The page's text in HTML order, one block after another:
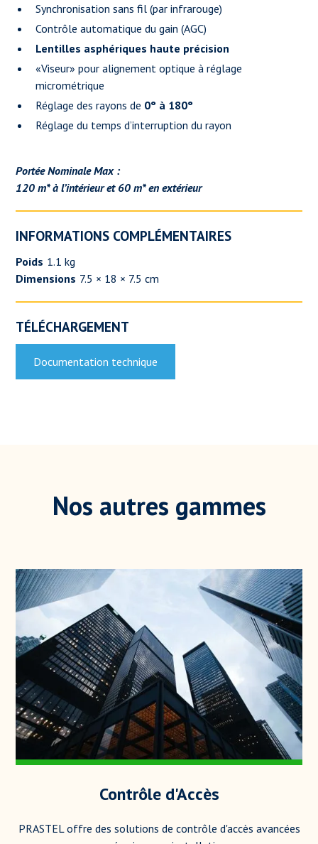
Synchronisation sans fil (par infrarouge)
Contrôle automatique du gain (AGC)
Lentilles asphériques haute précision
«Viseur» pour alignement optique à réglage
micrométrique
Réglage des rayons de 0° à 180°
Réglage du temps d’interruption du rayon
Portée Nominale Max :
120 m* à l’intérieur et 60 m* en extérieur
INFORMATIONS COMPLÉMENTAIRES
Poids 1.1 kg
Dimensions 7.5 × 18 × 7.5 cm
TÉLÉCHARGEMENT
Documentation technique
Nos autres gammes
Contrôle d'Accès
PRASTEL offre des solutions de contrôle d'accès avancées